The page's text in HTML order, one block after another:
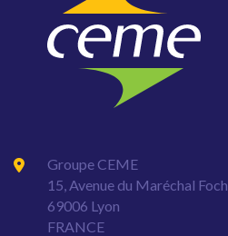
Groupe CEME
15, Avenue du Maréchal Foch
69006 Lyon
FRANCE